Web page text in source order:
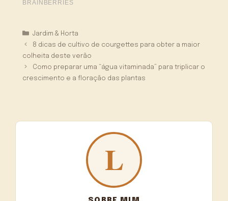
Categorias
Jardim & Horta
8 dicas de cultivo de courgettes para obter a maior
colheita deste verão
Como preparar uma “água vitaminada” para triplicar o
crescimento e a floração das plantas